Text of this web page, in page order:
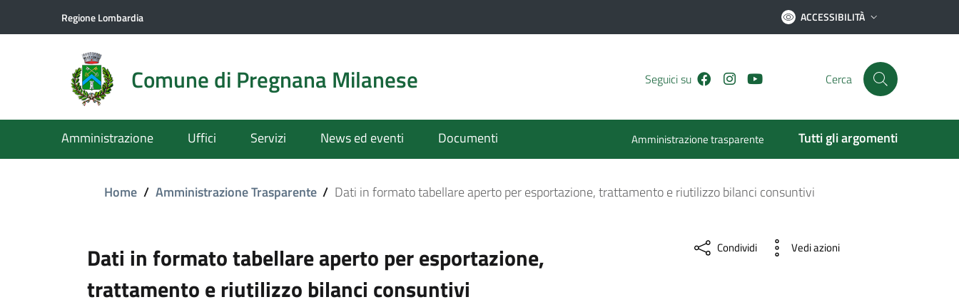
Regione Lombardia ACCESSIBILITÀ
Comune di Pregnana Milanese Seguici su Facebook
Instagram Cerca
Amministrazione Uffici Servizi News ed eventi Documenti Amministrazione trasparente Tutti gli argomenti
Home / Amministrazione Trasparente / Dati in formato tabellare aperto per esportazione, trattamento e riutilizzo bilanci consuntivi
Dati in formato tabellare aperto per esportazione,
trattamento e riutilizzo bilanci consuntivi
Condividi Vedi azioni